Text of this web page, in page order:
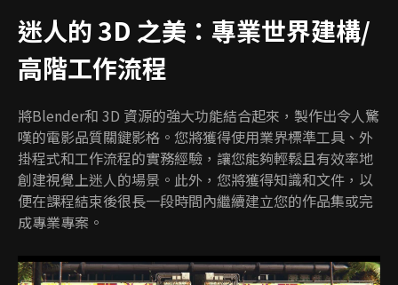
迷人的 3D 之美：專業世界建構/
高階工作流程
將Blender和 3D 資源的強大功能結合起來，製作出令人驚
嘆的電影品質關鍵影格。您將獲得使用業界標準工具、外
掛程式和工作流程的實務經驗，讓您能夠輕鬆且有效率地
創建視覺上迷人的場景。此外，您將獲得知識和文件，以
便在課程結束後很長一段時間內繼續建立您的作品集或完
成專業專案。